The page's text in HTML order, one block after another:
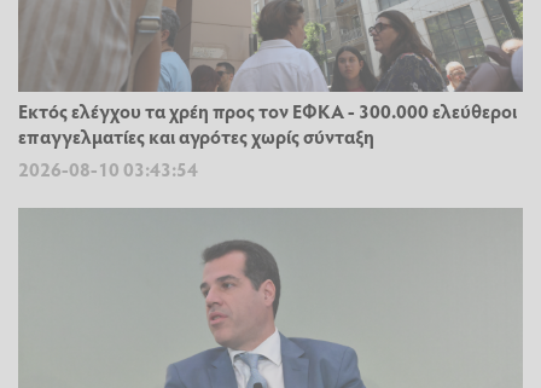
Εκτός ελέγχου τα χρέη προς τον ΕΦΚΑ - 300.000 ελεύθεροι
επαγγελματίες και αγρότες χωρίς σύνταξη
2026-08-10 03:43:54